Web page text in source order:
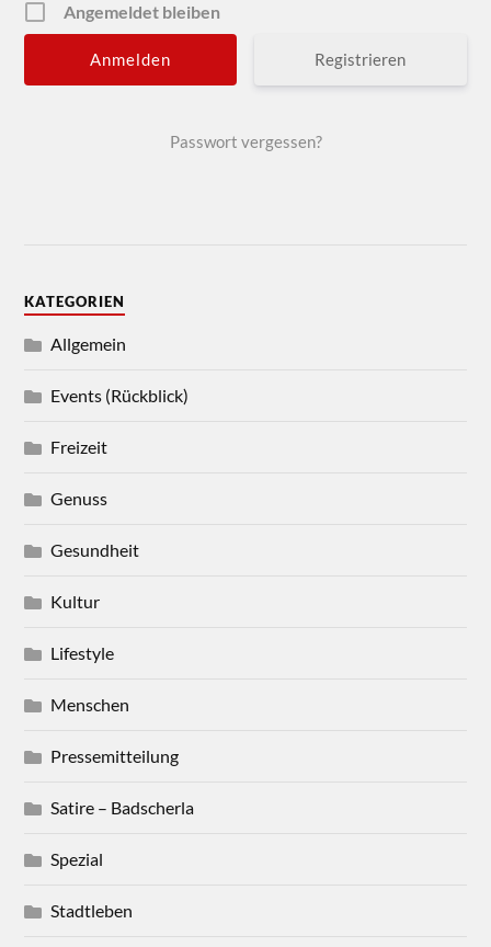
Angemeldet bleiben
Registrieren
Passwort vergessen?
KATEGORIEN
Allgemein
Events (Rückblick)
Freizeit
Genuss
Gesundheit
Kultur
Lifestyle
Menschen
Pressemitteilung
Satire – Badscherla
Spezial
Stadtleben